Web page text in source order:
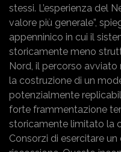
stessi. L’esperienza del
valore più generale”,
appenninico in cui il
storicamente meno
Nord, il percorso
la costruzione di un
potenzialmente
forte frammentazione
storicamente limitato la
Consorzi di esercitare